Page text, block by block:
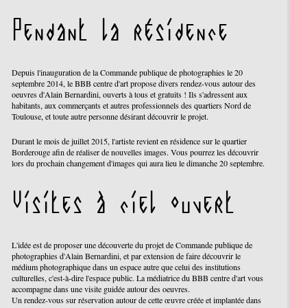
d'un
occasion
du
d'images
des
de la
arts
Pendant la résidence
Depuis l'inauguration de la Commande publique de photographies le 20
septembre 2014, le BBB centre d'art propose divers rendez-vous autour des
oeuvres d'Alain Bernardini, ouverts à tous et gratuits ! Ils s'adressent aux
habitants, aux commerçants et autres professionnels des quartiers Nord de
Toulouse, et toute autre personne désirant découvrir le projet.
Durant le mois de juillet 2015, l'artiste revient en résidence sur le quartier
Borderouge afin de réaliser de nouvelles images. Vous pourrez les découvrir
lors du prochain changement d'images qui aura lieu le dimanche 20 septembre.
Visites à ciel ouvert
L'idée est de proposer une découverte du projet de Commande publique de
photographies d'Alain Bernardini, et par extension de faire découvrir le
médium photographique dans un espace autre que celui des institutions
culturelles, c'est-à-dire l'espace public. La médiatrice du BBB centre d'art vous
accompagne dans une visite guidée autour des oeuvres.
Un rendez-vous sur réservation autour de cette œuvre créée et implantée dans